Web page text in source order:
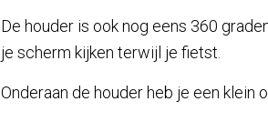
De houder is ook nog eens 360
je scherm kijken terwijl je fietst.
Onderaan de houder heb je een